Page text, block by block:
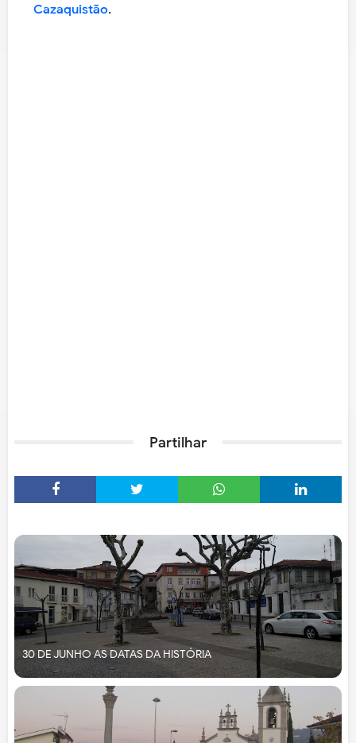
Cazaquistão.
Partilhar
30 DE JUNHO AS DATAS DA HISTÓRIA